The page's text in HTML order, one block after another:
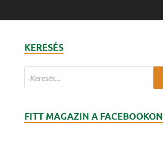
KERESÉS
FITT MAGAZIN A FACEBOOKON